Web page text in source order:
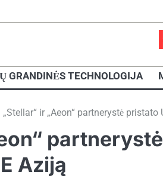
GRANDINĖS TECHNOLOGIJA
„Stellar“ ir „Aeon“ partnerystė
Aziją